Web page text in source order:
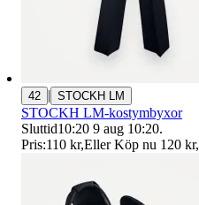
42 | STOCKH LM
STOCKH LM-kostymbyxor
Sluttid10:20 9 aug 10:20.
Pris:110 kr,Eller Köp nu 120 kr,